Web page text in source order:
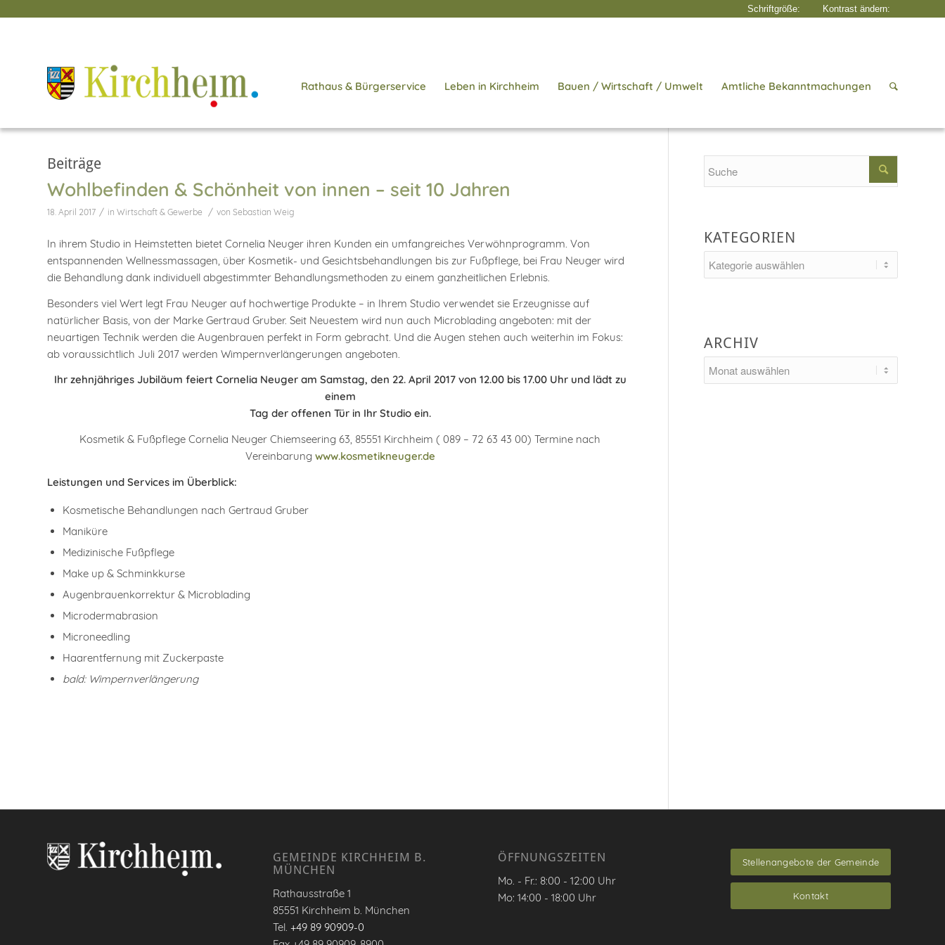
Rathaus & Bürgerservice Leben in Kirchheim Bauen / Wirtschaft / Umwelt Amtliche Bekanntmachungen
Beiträge
Wohlbefinden & Schönheit von innen – seit 10 Jahren
18. April 2017 / in Wirtschaft & Gewerbe / von Sebastian Weig
In ihrem Studio in Heimstetten bietet Cornelia Neuger ihren Kunden ein umfangreiches Verwöhnprogramm. Von
entspannenden Wellnessmassagen, über Kosmetik- und Gesichtsbehandlungen bis zur Fußpflege, bei Frau Neuger wird
die Behandlung dank individuell abgestimmter Behandlungsmethoden zu einem ganzheitlichen Erlebnis.
Besonders viel Wert legt Frau Neuger auf hochwertige Produkte – in Ihrem Studio verwendet sie Erzeugnisse auf
natürlicher Basis, von der Marke Gertraud Gruber. Seit Neuestem wird nun auch Microblading angeboten: mit der
neuartigen Technik werden die Augenbrauen perfekt in Form gebracht. Und die Augen stehen auch weiterhin im Fokus:
ab voraussichtlich Juli 2017 werden Wimpernverlängerungen angeboten.
Ihr zehnjähriges Jubiläum feiert Cornelia Neuger am Samstag, den 22. April 2017 von 12.00 bis 17.00 Uhr und lädt zu
einem
Tag der offenen Tür in Ihr Studio ein.
Kosmetik & Fußpflege Cornelia Neuger Chiemseering 63, 85551 Kirchheim ( 089 – 72 63 43 00) Termine nach
Vereinbarung www.kosmetikneuger.de
Leistungen und Services im Überblick:
Kosmetische Behandlungen nach Gertraud Gruber
Maniküre
Medizinische Fußpflege
Make up & Schminkkurse
Augenbrauenkorrektur & Microblading
Microdermabrasion
Microneedling
Haarentfernung mit Zuckerpaste
bald: Wimpernverlängerung
KATEGORIEN
ARCHIV
GEMEINDE KIRCHHEIM B.
MÜNCHEN
Rathausstraße 1
85551 Kirchheim b. München
Tel. +49 89 90909-0
ÖFFNUNGSZEITEN
Mo. - Fr.: 8:00 - 12:00 Uhr
Mo: 14:00 - 18:00 Uhr
Stellenangebote der Gemeinde
Kontakt